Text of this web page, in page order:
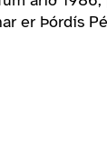
er Þórdís